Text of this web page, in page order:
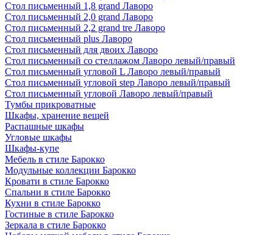
Стол письменный 1,8 grand Лаворо
Стол письменный 2,0 grand Лаворо
Стол письменный 2,2 grand tre Лаворо
Стол письменный plus Лаворо
Стол письменный для двоих Лаворо
Стол письменный со стеллажом Лаворо левый/правый
Стол письменный угловой L Лаворо левый/правый
Стол письменный угловой step Лаворо левый/правый
Стол письменный угловой Лаворо левый/правый
Тумбы прикроватные
Шкафы, хранение вещей
Распашные шкафы
Угловые шкафы
Шкафы-купе
Мебель в стиле Барокко
Модульные коллекции Барокко
Кровати в стиле Барокко
Спальни в стиле Барокко
Кухни в стиле Барокко
Гостиные в стиле Барокко
Зеркала в стиле Барокко